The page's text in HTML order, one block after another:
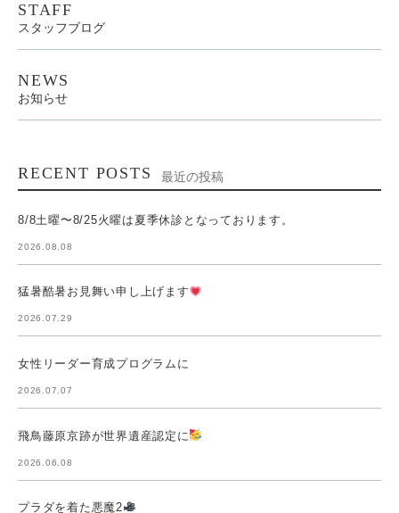
STAFF
スタッフブログ
NEWS
お知らせ
RECENT POSTS 最近の投稿
8/8土曜〜8/25火曜は夏季休診となっております。
2026.08.08
猛暑酷暑お見舞い申し上げます
2026.07.29
女性リーダー育成プログラムに
2026.07.07
飛鳥藤原京跡が世界遺産認定に
2026.06.08
プラダを着た悪魔2